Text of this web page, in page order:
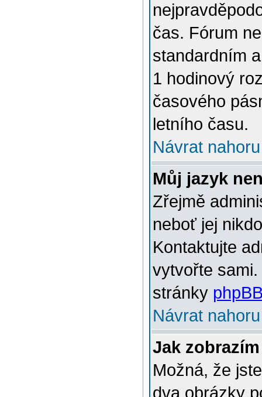
čas. Fórum
standardním
1 hodinový
časového
letního času.
Návrat nahoru
Můj jazyk
Zřejmě
neboť jej
Kontaktujte
vytvořte
stránky
Návrat nahoru
Jak
Možná, že
dva obrázky